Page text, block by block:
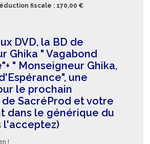
fiscale : 170,00 €
DVD, la BD de
Ghika " Vagabond
" Monseigneur Ghika,
une
le prochain
SacréProd et votre
dans le générique du
l'acceptez)
!